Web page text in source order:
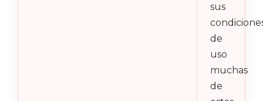
sus
de
uso
muchas
de